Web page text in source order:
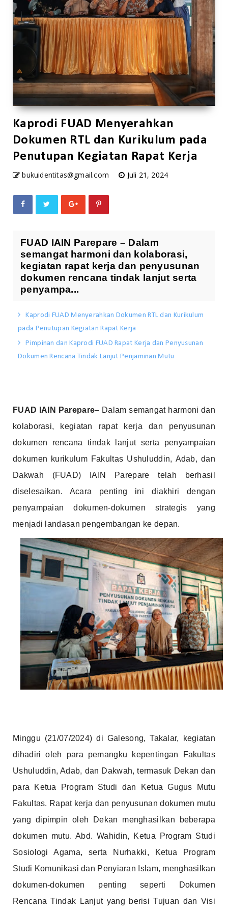
Kaprodi FUAD Menyerahkan
Dokumen RTL dan Kurikulum pada
Penutupan Kegiatan Rapat Kerja
bukuidentitas@gmail.com Juli 21, 2024
FUAD IAIN Parepare – Dalam
semangat harmoni dan kolaborasi,
kegiatan rapat kerja dan penyusunan
dokumen rencana tindak lanjut serta
penyampa...
Kaprodi FUAD Menyerahkan Dokumen RTL dan Kurikulum
pada Penutupan Kegiatan Rapat Kerja
Pimpinan dan Kaprodi FUAD Rapat Kerja dan Penyusunan
Dokumen Rencana Tindak Lanjut Penjaminan Mutu
FUAD IAIN Parepare– Dalam semangat harmoni dan
kolaborasi, kegiatan rapat kerja dan penyusunan
dokumen rencana tindak lanjut serta penyampaian
dokumen kurikulum Fakultas Ushuluddin, Adab, dan
Dakwah (FUAD) IAIN Parepare telah berhasil
diselesaikan. Acara penting ini diakhiri dengan
penyampaian dokumen-dokumen strategis yang
menjadi landasan pengembangan ke depan.
Minggu (21/07/2024) di Galesong, Takalar, kegiatan
dihadiri oleh para pemangku kepentingan Fakultas
Ushuluddin, Adab, dan Dakwah, termasuk Dekan dan
para Ketua Program Studi dan Ketua Gugus Mutu
Fakultas. Rapat kerja dan penyusunan dokumen mutu
yang dipimpin oleh Dekan menghasilkan beberapa
dokumen mutu. Abd. Wahidin, Ketua Program Studi
Sosiologi Agama, serta Nurhakki, Ketua Program
Studi Komunikasi dan Penyiaran Islam, menghasilkan
dokumen-dokumen penting seperti Dokumen
Rencana Tindak Lanjut yang berisi Tujuan dan Visi